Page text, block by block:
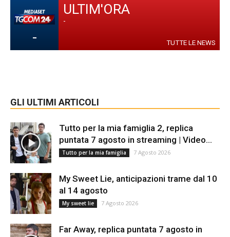
-
ULTIM'ORA
-
TUTTE LE NEWS
GLI ULTIMI ARTICOLI
Tutto per la mia famiglia 2, replica
puntata 7 agosto in streaming | Video...
Tutto per la mia famiglia 7 Agosto 2026
My Sweet Lie, anticipazioni trame dal 10
al 14 agosto
My sweet lie 7 Agosto 2026
Far Away, replica puntata 7 agosto in